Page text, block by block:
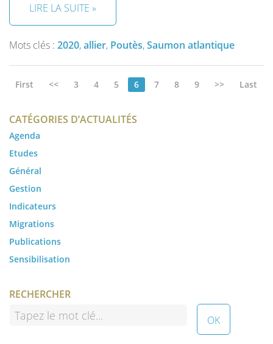
LIRE LA SUITE »
Mots clés : 2020,allier, Poutès,Saumon atlantique
First << 3 4 5 6 7 8 9 >> Last
CATÉGORIES D’ACTUALITÉS
Agenda
Etudes
Général
Gestion
Indicateurs
Migrations
Publications
Sensibilisation
RECHERCHER